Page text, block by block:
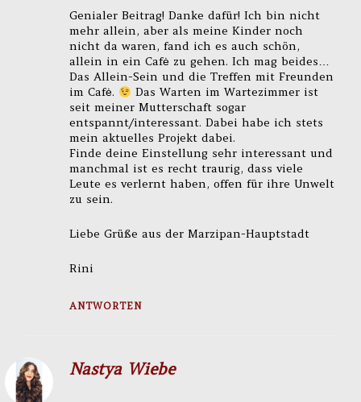
Genialer Beitrag! Danke dafür! Ich bin nicht
mehr allein, aber als meine Kinder noch
nicht da waren, fand ich es auch schön,
allein in ein Cafė zu gehen. Ich mag beides…
Das Allein-Sein und die Treffen mit Freunden
im Cafė.
Das Warten im Wartezimmer ist
seit meiner Mutterschaft sogar
entspannt/interessant. Dabei habe ich stets
mein aktuelles Projekt dabei.
Finde deine Einstellung sehr interessant und
manchmal ist es recht traurig, dass viele
Leute es verlernt haben, offen für ihre Unwelt
zu sein.
Liebe Grüße aus der Marzipan-Hauptstadt
Rini
ANTWORTEN
Nastya Wiebe